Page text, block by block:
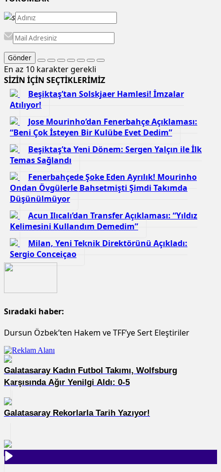
Gönder
En az 10 karakter gerekli
SİZİN İÇİN SEÇTİKLERİMİZ
Beşiktaş’tan Solskjaer Hamlesi! İmzalar
Atılıyor!
Jose Mourinho’dan Fenerbahçe Açıklaması:
“Beni Çok İsteyen Bir Kulübe Evet Dedim”
Beşiktaş’ta Yeni Dönem: Sergen Yalçın ile İlk
Temas Sağlandı
Fenerbahçede Şoke Eden Ayrılık! Mourinho
Ondan Övgülerle Bahsetmişti Şimdi Takımda
Düşünülmüyor
Acun Ilıcalı’dan Transfer Açıklaması: “Yıldız
Kelimesini Kullandım Demedim”
Milan, Yeni Teknik Direktörünü Açıkladı:
Sergio Conceiçao
Sıradaki haber:
Dursun Özbek’ten Hakem ve TFF’ye Sert Eleştiriler
Galatasaray Kadın Futbol Takımı, Wolfsburg
Karşısında Ağır Yenilgi Aldı: 0-5
Galatasaray Rekorlarla Tarih Yazıyor!